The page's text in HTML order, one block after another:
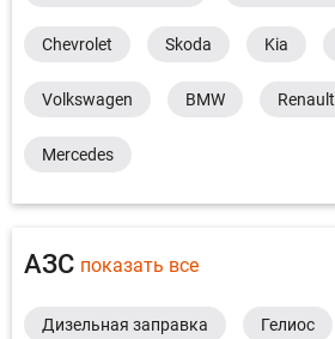
Chevrolet Skoda Kia
Volkswagen BMW Renault
Mercedes
АЗС показать все
Дизельная заправка Гелиос